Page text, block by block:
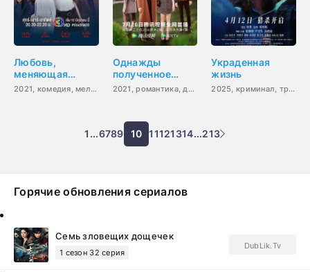
Любовь,
меняющая
судьбы
2021, комедия, мелодрама, фэнтези, мистика, романтика, сверхъестественное
Однажды
полученное
никогда не
забыть
2021, романтика, драма
Украденная
жизнь
2025, криминал, триллер
1 ...6789 10 11121314...213
Горячие обновления сериалов
Семь зловещих дощечек
1 сезон 32 серия
DubLik.Tv